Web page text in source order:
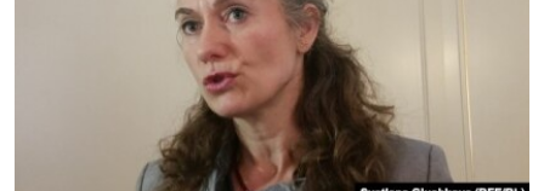
АРНАЙЫ ЖОБАЛАР